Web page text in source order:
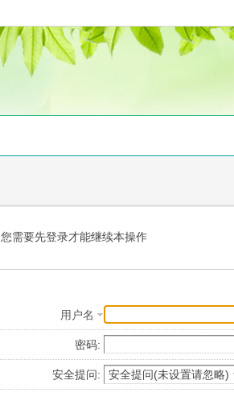
您需要先登录才能继续本操作
用户名
密码:
安全提问: